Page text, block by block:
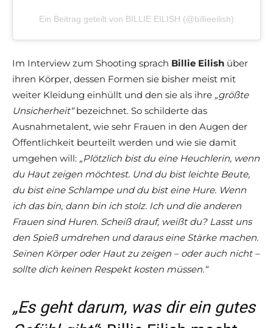
Ein Beitrag geteilt von BILLIE EILISH (@billieeilish)
Im Interview zum Shooting sprach Billie Eilish über
ihren Körper, dessen Formen sie bisher meist mit
weiter Kleidung einhüllt und den sie als ihre „größte
Unsicherheit“bezeichnet. So schilderte das
Ausnahmetalent, wie sehr Frauen in den Augen der
Öffentlichkeit beurteilt werden und wie sie damit
umgehen will: „Plötzlich bist du eine Heuchlerin, wenn
du Haut zeigen möchtest. Und du bist leichte Beute,
du bist eine Schlampe und du bist eine Hure. Wenn
ich das bin, dann bin ich stolz. Ich und die anderen
Frauen sind Huren. Scheiß drauf, weißt du? Lasst uns
den Spieß umdrehen und daraus eine Stärke machen.
Seinen Körper oder Haut zu zeigen – oder auch nicht –
sollte dich keinen Respekt kosten müssen.“
„Es geht darum, was dir ein gutes